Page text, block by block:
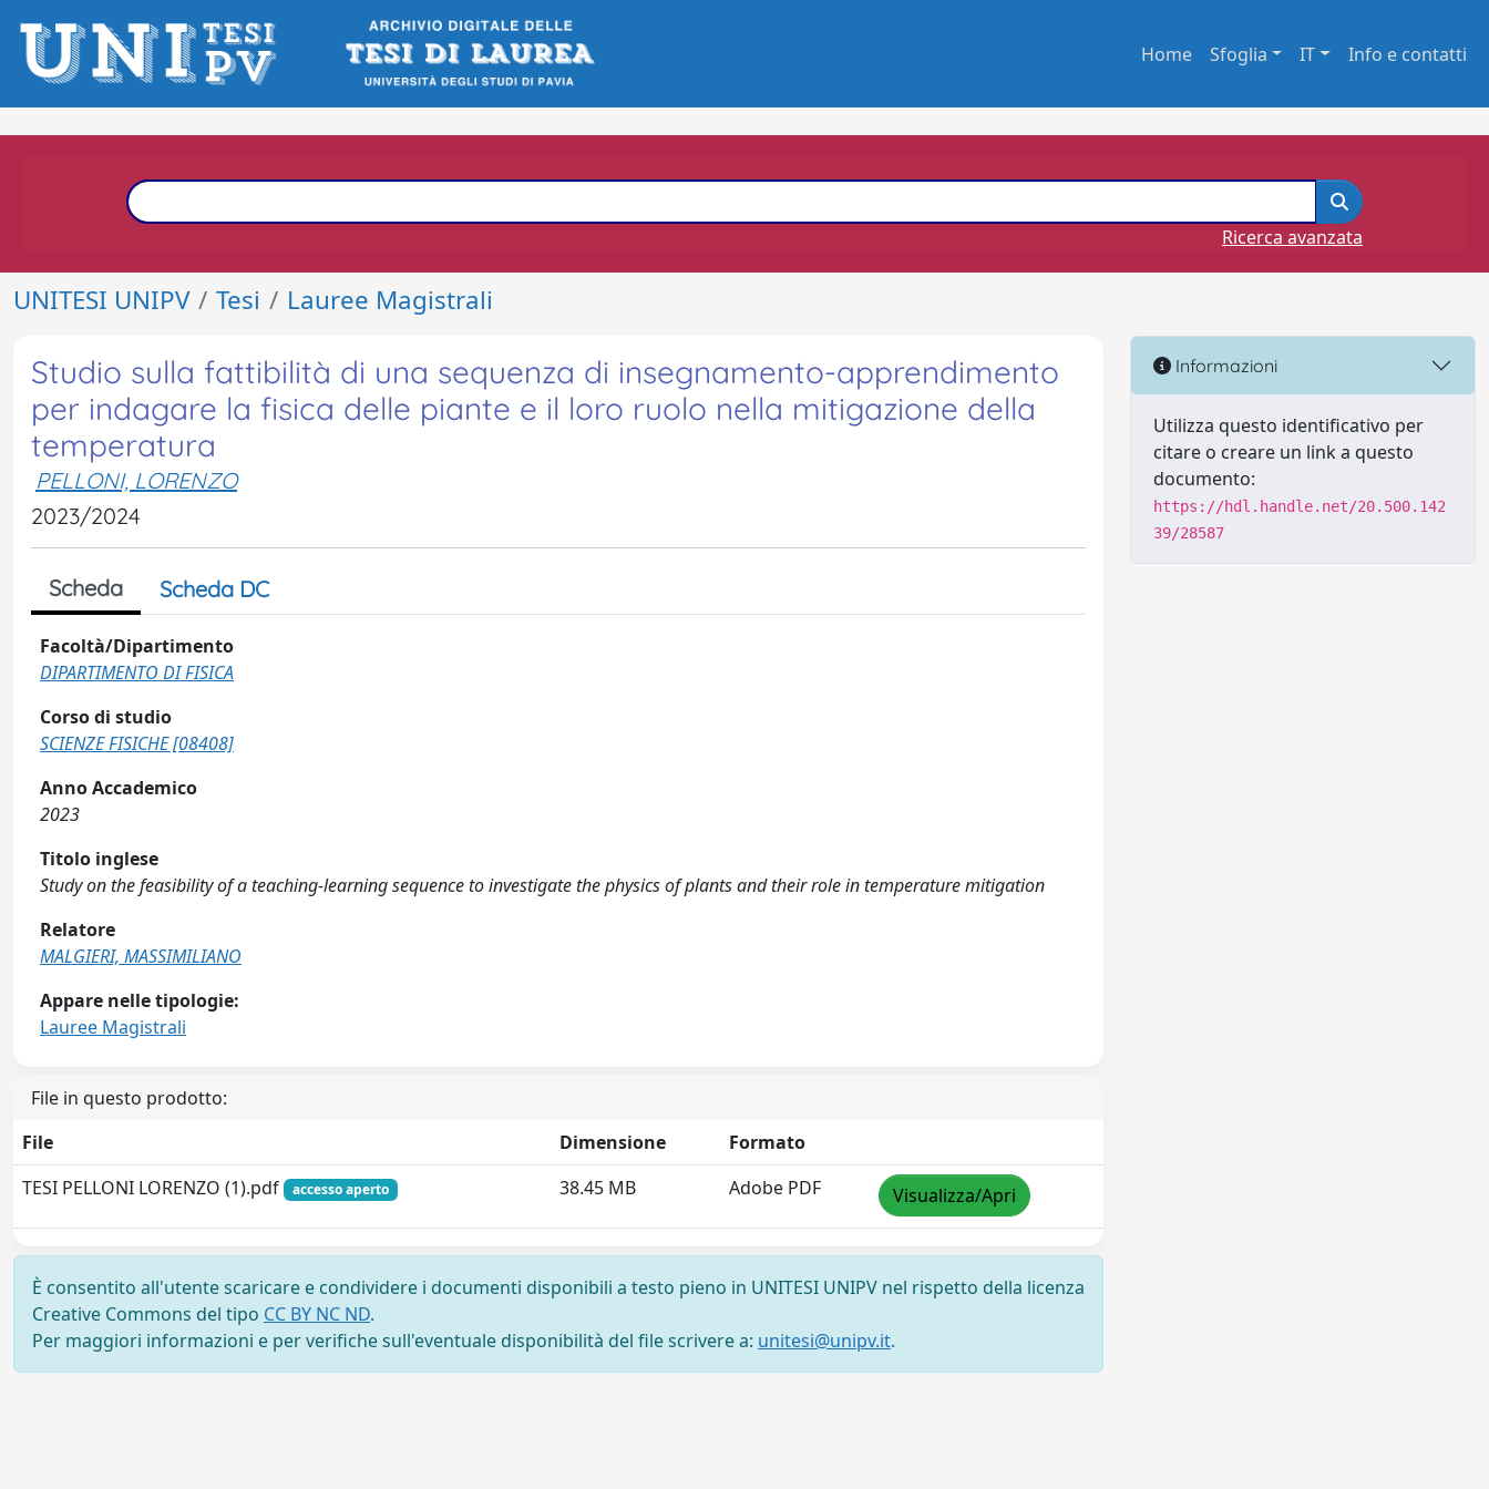
Home Sfoglia IT Info e contatti
Ricerca avanzata
UNITESI UNIPV Tesi Lauree Magistrali
Studio sulla fattibilità di una sequenza di insegnamento-apprendimento
per indagare la fisica delle piante e il loro ruolo nella mitigazione della
temperatura
PELLONI, LORENZO
2023/2024
Scheda Scheda DC
Facoltà/Dipartimento
DIPARTIMENTO DI FISICA
Corso di studio
SCIENZE FISICHE [08408]
Anno Accademico
2023
Titolo inglese
Study on the feasibility of a teaching-learning sequence to investigate the physics of plants and their role in temperature mitigation
Relatore
MALGIERI, MASSIMILIANO
Appare nelle tipologie:
Lauree Magistrali
File in questo prodotto:
File
Dimensione
Formato
TESI PELLONI LORENZO (1).pdf
accesso aperto 38.45 MB Adobe PDF Visualizza/Apri
È consentito all'utente scaricare e condividere i documenti disponibili a testo pieno in UNITESI UNIPV nel rispetto della licenza
Creative Commons del tipo CC BY NC ND.
Per maggiori informazioni e per verifiche sull'eventuale disponibilità del file scrivere a: unitesi@unipv.it.
Informazioni
Utilizza questo identificativo per
citare o creare un link a questo
documento:
https://hdl.handle.net/20.500.142
39/28587